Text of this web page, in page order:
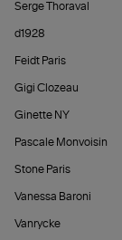
Serge Thoraval
d1928
Feidt Paris
Gigi Clozeau
Ginette NY
Pascale Monvoisin
Stone Paris
Vanessa Baroni
Vanrycke